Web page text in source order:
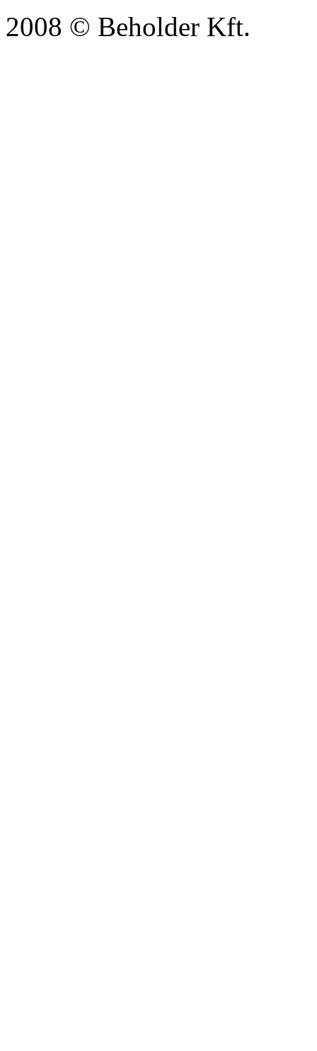
2008 © Beholder Kft.